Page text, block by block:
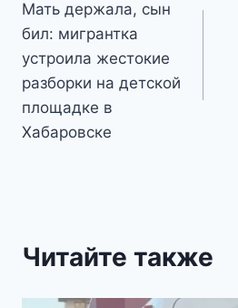
по
записям
Мать держала, сын
бил: мигрантка
устроила жестокие
разборки на детской
площадке в
Хабаровске
Читайте также